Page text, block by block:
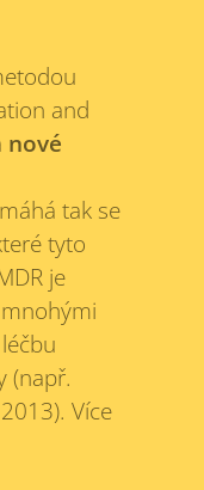
and
nové
tak se
tyto
je
(např.
Více